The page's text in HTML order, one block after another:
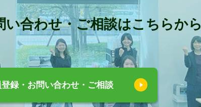
い合わせ・ご相談はこちらから
録・お問い合わせ・ご相談